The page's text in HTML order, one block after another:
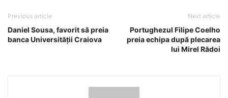
Previous article
Daniel Sousa, favorit să preia
banca Universității Craiova
Next article
Portughezul Filipe Coelho
preia echipa după plecarea
lui Mirel Rădoi